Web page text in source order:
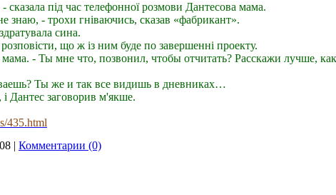
під час телефонної розмови Дантесова мама.
знаю, - трохи гніваючись, сказав «фабрикант».
сина.
що ж із ним буде по завершенні проекту.
- Ты мне что, позвонил, чтобы отчитать? Расскажи лучше, как
Ты же и так все видишь в дневниках…
Дантес заговорив м'якше.
435.html
| Комментарии (0)